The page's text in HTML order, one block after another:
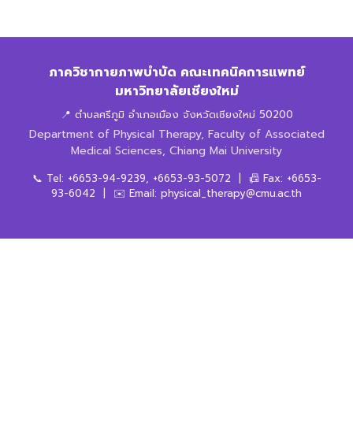
ภาควิชากายภาพบำบัด คณะเทคนิคการแพทย์
มหาวิทยาลัยเชียงใหม่
📍 ตำบลศรีภูมิ อำเภอเมือง จังหวัดเชียงใหม่ 50200
Department of Physical Therapy, Faculty of Associated
Medical Sciences, Chiang Mai University
📞 Tel: +6653-94-9239, +6653-93-5072 | 📠 Fax: +6653-
93-6042 | ✉️ Email: physical_therapy@cmu.ac.th